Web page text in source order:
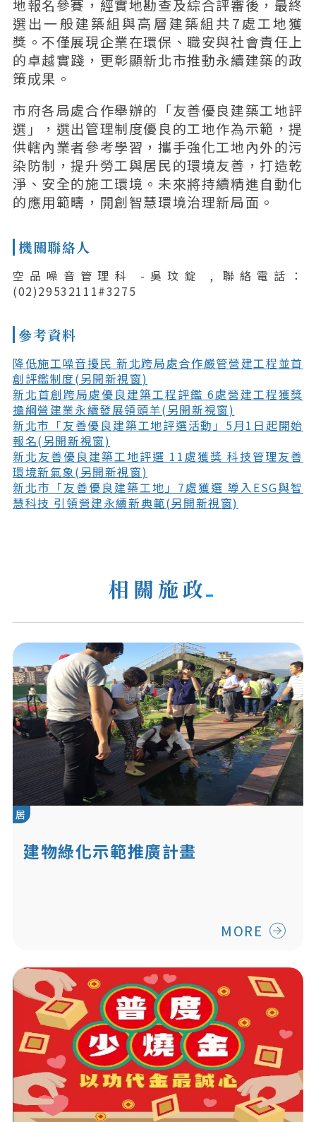
地報名參賽，經實地勘查及綜合評審後，最終
選出一般建築組與高層建築組共7處工地獲
獎。不僅展現企業在環保、職安與社會責任上
的卓越實踐，更彰顯新北市推動永續建築的政
策成果。
市府各局處合作舉辦的「友善優良建築工地評
選」，選出管理制度優良的工地作為示範，提
供轄內業者參考學習，攜手強化工地內外的污
染防制，提升勞工與居民的環境友善，打造乾
淨、安全的施工環境。未來將持續精進自動化
的應用範疇，開創智慧環境治理新局面。
機關聯絡人
空品噪音管理科 -吳玟錠 , 聯絡電話：
(02)29532111#3275
參考資料
降低施工噪音擾民 新北跨局處合作嚴管營建工程並首
創評鑑制度(另開新視窗)
新北首創跨局處優良建築工程評鑑 6處營建工程獲獎
擔綱營建業永續發展領頭羊(另開新視窗)
新北市「友善優良建築工地評選活動」5月1日起開始
報名(另開新視窗)
新北友善優良建築工地評選 11處獲獎 科技管理友善
環境新氣象(另開新視窗)
新北市「友善優良建築工地」7處獲選 導入ESG與智
慧科技 引領營建永續新典範(另開新視窗)
相關施政
居
建物綠化示範推廣計畫
MORE